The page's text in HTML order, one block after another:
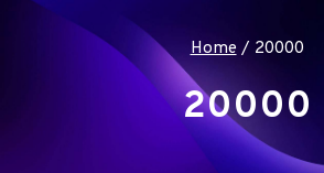
Home / 20000
20000